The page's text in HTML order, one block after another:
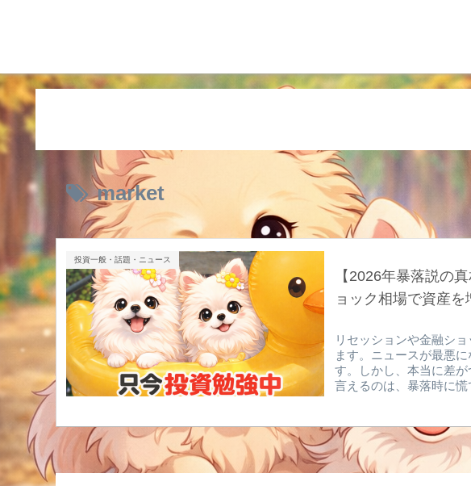
market
投資一般・話題・ニュース
【2026年暴落説の
ョック相場で資産
リセッションや金融シ
ます。ニュースが最悪
す。しかし、本当に差
言えるのは、暴落時に
どんな銘柄が強いのか
に知っておくだけで、
そのための備忘録であ
真相1】米国株に“歴史
の危険なサイン、ブロ